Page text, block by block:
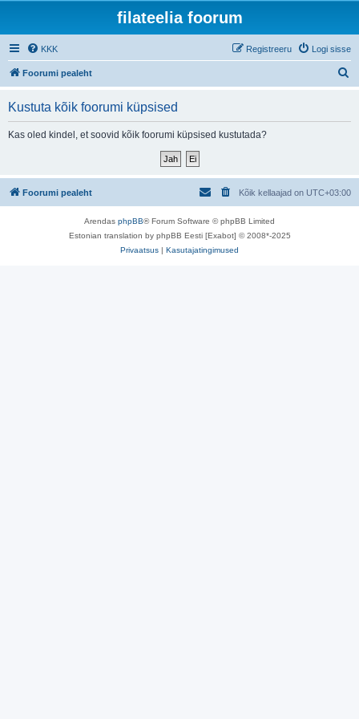
filateelia foorum
KKK Logi sisse
Registreeru
Foorumi pealeht
Kustuta kõik foorumi küpsised
Kas oled kindel, et soovid kõik foorumi küpsised kustutada?
Foorumi pealeht Kõik kellaajad on UTC+03:00
Arendas phpBB® Forum Software © phpBB Limited
Estonian translation by phpBB Eesti [Exabot] © 2008*-2025
Privaatsus | Kasutajatingimused